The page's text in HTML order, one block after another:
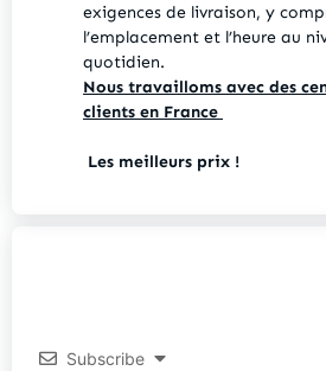
exigences de livraison, y
l’emplacement et l’heure au
quotidien.
Nous travailloms avec des
clients en France
Les meilleurs prix !
Subscribe